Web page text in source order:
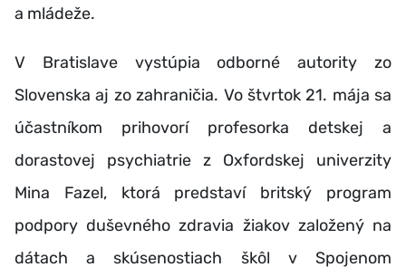
a mládeže.
V Bratislave vystúpia odborné autority zo
Slovenska aj zo zahraničia. Vo štvrtok 21. mája sa
účastníkom prihovorí profesorka detskej a
dorastovej psychiatrie z Oxfordskej univerzity
Mina Fazel, ktorá predstaví britský program
podpory duševného zdravia žiakov založený na
dátach a skúsenostiach škôl v Spojenom